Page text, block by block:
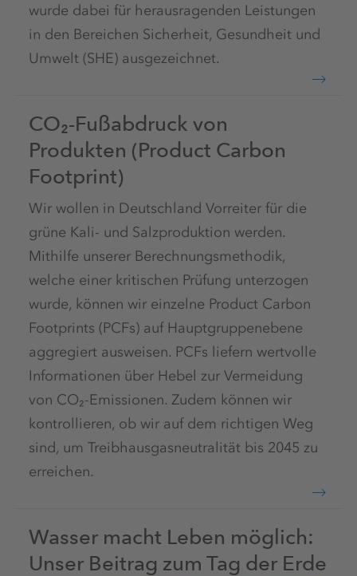
wurde dabei für herausragenden Leistungen
in den Bereichen Sicherheit, Gesundheit und
Umwelt (SHE) ausgezeichnet.
CO₂-Fußabdruck von
Produkten (Product Carbon
Footprint)
Wir wollen in Deutschland Vorreiter für die
grüne Kali- und Salzproduktion werden.
Mithilfe unserer Berechnungsmethodik,
welche einer kritischen Prüfung unterzogen
wurde, können wir einzelne Product Carbon
Footprints (PCFs) auf Hauptgruppenebene
aggregiert ausweisen. PCFs liefern wertvolle
Informationen über Hebel zur Vermeidung
von CO₂-Emissionen. Zudem können wir
kontrollieren, ob wir auf dem richtigen Weg
sind, um Treibhausgasneutralität bis 2045 zu
erreichen.
Wasser macht Leben möglich:
Unser Beitrag zum Tag der Erde